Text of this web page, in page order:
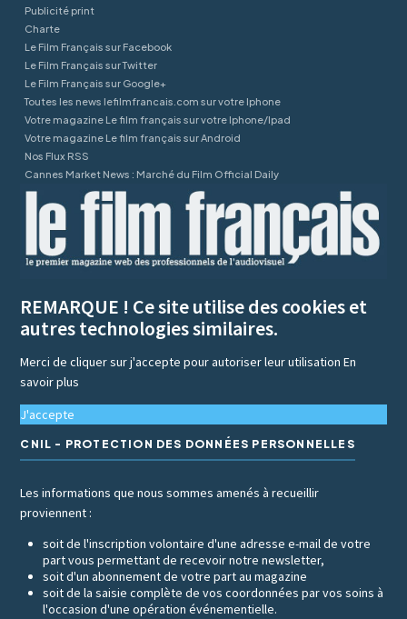
Publicité print
Charte
Le Film Français sur Facebook
Le Film Français sur Twitter
Le Film Français sur Google+
Toutes les news lefilmfrancais.com sur votre Iphone
Votre magazine Le film français sur votre Iphone/Ipad
Votre magazine Le film français sur Android
Nos Flux RSS
Cannes Market News : Marché du Film Official Daily
REMARQUE ! Ce site utilise des cookies et
autres technologies similaires.
Merci de cliquer sur j'accepte pour autoriser leur utilisationEn
savoir plus
J'accepte
CNIL - PROTECTION DES DONNÉES PERSONNELLES
Les informations que nous sommes amenés à recueillir
proviennent :
soit de l'inscription volontaire d'une adresse e-mail de votre
part vous permettant de recevoir notre newsletter,
soit d'un abonnement de votre part au magazine
soit de la saisie complète de vos coordonnées par vos soins à
l'occasion d'une opération événementielle.